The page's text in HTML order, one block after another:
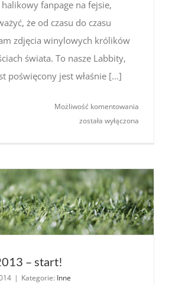
fanpage na fejsie,
że od czasu do czasu
zdjęcia winylowych królików
świata. To nasze Labbity,
poświęcony jest właśnie [...]
Możliwość komentowania
winylki
świat
została wyłączona
– start!
| Kategorie: Inne